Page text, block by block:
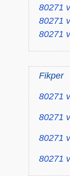
80271
80271
80271
Fikper
80271
80271
80271
80271